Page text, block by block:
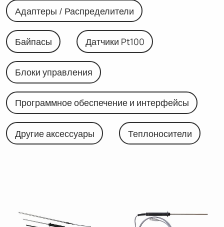
Адаптеры / Распределители
Байпасы Датчики Pt100
Блоки управления
Программное обеспечение и интерфейсы
Другие аксессуары Теплоносители